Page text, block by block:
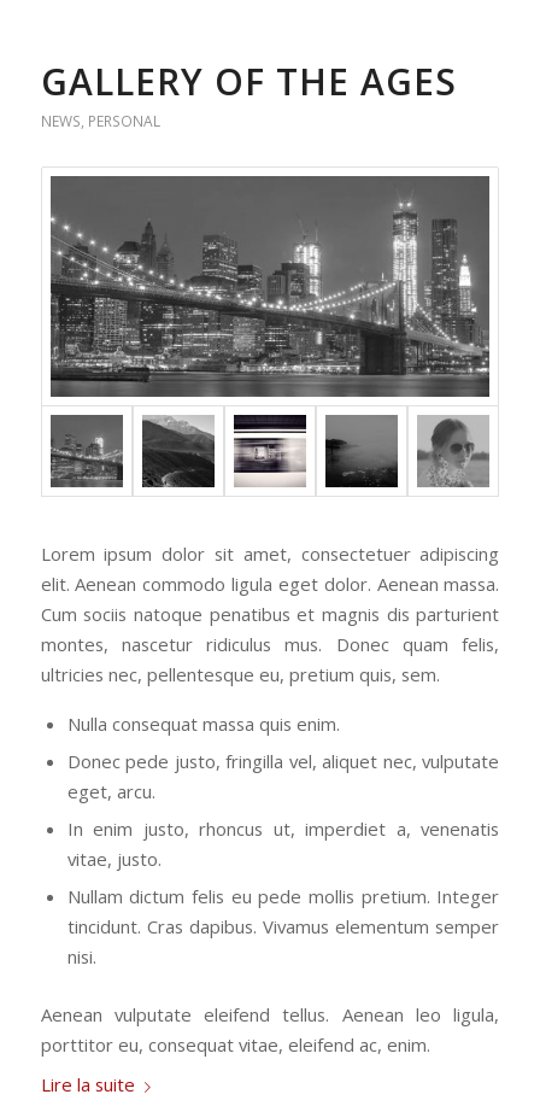
GALLERY OF THE AGES
NEWS, PERSONAL
Lorem ipsum dolor sit amet, consectetuer adipiscing
elit. Aenean commodo ligula eget dolor. Aenean massa.
Cum sociis natoque penatibus et magnis dis parturient
montes, nascetur ridiculus mus. Donec quam felis,
ultricies nec, pellentesque eu, pretium quis, sem.
Nulla consequat massa quis enim.
Donec pede justo, fringilla vel, aliquet nec, vulputate
eget, arcu.
In enim justo, rhoncus ut, imperdiet a, venenatis
vitae, justo.
Nullam dictum felis eu pede mollis pretium. Integer
tincidunt. Cras dapibus. Vivamus elementum semper
nisi.
Aenean vulputate eleifend tellus. Aenean leo ligula,
porttitor eu, consequat vitae, eleifend ac, enim.
Lire la suite